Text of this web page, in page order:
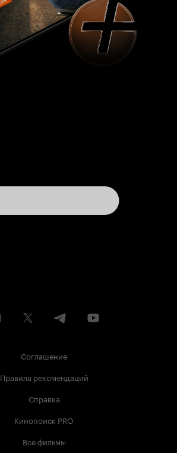
Соглашение
Правила рекомендаций
Справка
Кинопоиск PRO
Все фильмы